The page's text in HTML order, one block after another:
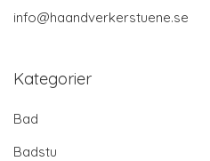
info@haandverkerstuene.se
Kategorier
Bad
Badstu